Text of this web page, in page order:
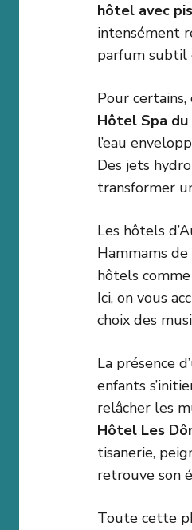
hôtel avec
intensément
parfum subtil
Pour
Hôtel Spa du
l’eau
Des jets
transformer
Les hôtels
Hammams
hôtels
Ici, on vous
choix des
La présence
enfants
relâcher les
Hôtel Les
tisanerie,
retrouve son
Toute cette